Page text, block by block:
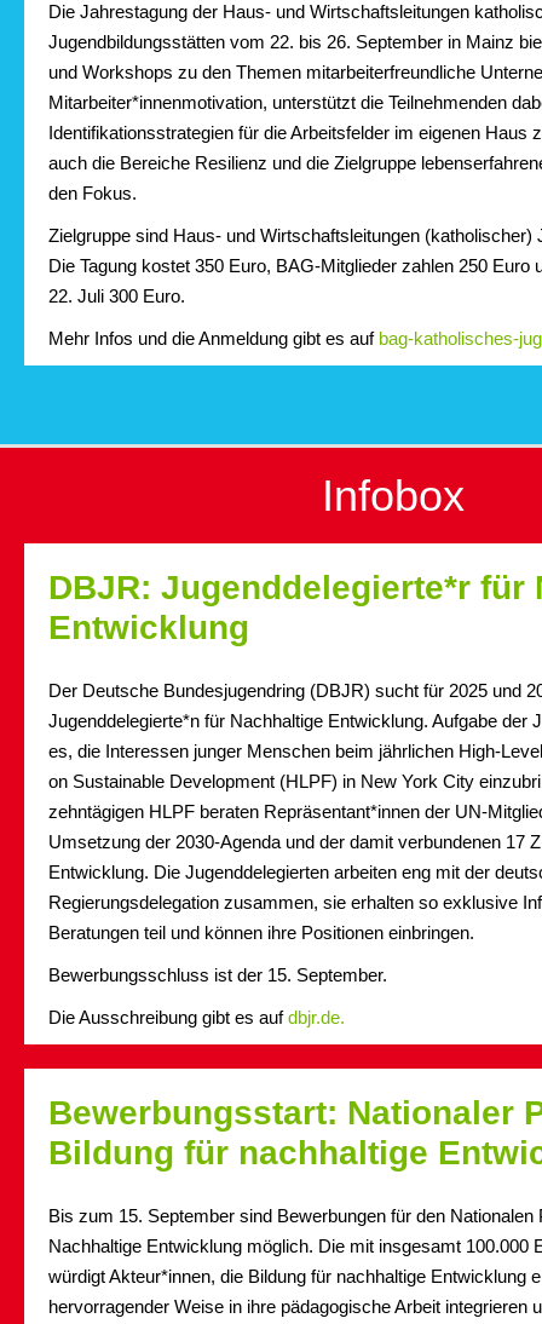
Die Jahrestagung der Haus- und Wirtschaftsleitungen
Jugendbildungsstätten vom 22. bis 26. September in Mainz
und Workshops zu den Themen mitarbeiterfreundliche
Mitarbeiter*innenmotivation, unterstützt die Teilnehmenden
Identifikationsstrategien für die Arbeitsfelder im eigenen Haus
auch die Bereiche Resilienz und die Zielgruppe
den Fokus.
Zielgruppe sind Haus- und Wirtschaftsleitungen (katholischer)
Die Tagung kostet 350 Euro, BAG-Mitglieder zahlen 250 Euro
22. Juli 300 Euro.
Mehr Infos und die Anmeldung gibt es auf bag-katholisches-
Infobox
DBJR: Jugenddelegierte*r für
Entwicklung
Der Deutsche Bundesjugendring (DBJR) sucht für 2025 und
Jugenddelegierte*n für Nachhaltige Entwicklung. Aufgabe der
es, die Interessen junger Menschen beim jährlichen High-
on Sustainable Development (HLPF) in New York City
zehntägigen HLPF beraten Repräsentant*innen der UN-
Umsetzung der 2030-Agenda und der damit verbundenen 17
Entwicklung. Die Jugenddelegierten arbeiten eng mit der
Regierungsdelegation zusammen, sie erhalten so exklusive
Beratungen teil und können ihre Positionen einbringen.
Bewerbungsschluss ist der 15. September.
Die Ausschreibung gibt es aufdbjr.de.
Bewerbungsstart: Nationaler
Bildung für nachhaltige
Bis zum 15. September sind Bewerbungen für den Nationalen
Nachhaltige Entwicklung möglich. Die mit insgesamt 100.000
würdigt Akteur*innen, die Bildung für nachhaltige Entwicklung
hervorragender Weise in ihre pädagogische Arbeit integrieren